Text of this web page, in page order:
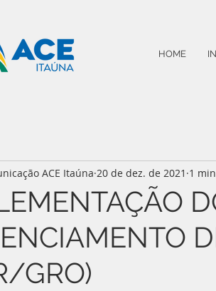
HOME
GRO)
ACE Itaúna 20 de dez. de 2021 1